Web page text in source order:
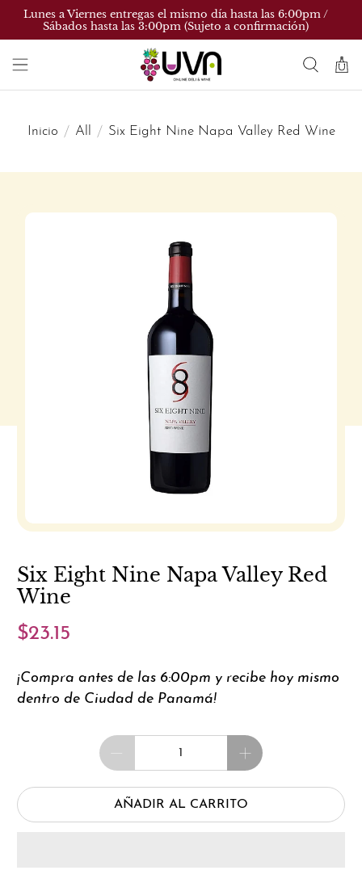
Lunes a Viernes entregas el mismo día hasta las 6:00pm /
Sábados hasta las 3:00pm (Sujeto a confirmación)
Inicio All Six Eight Nine Napa Valley Red Wine
Six Eight Nine Napa Valley Red
Wine
$23.15
¡Compra antes de las 6:00pm y recibe hoy mismo
dentro de Ciudad de Panamá!
Cantidad
AÑADIR AL CARRITO